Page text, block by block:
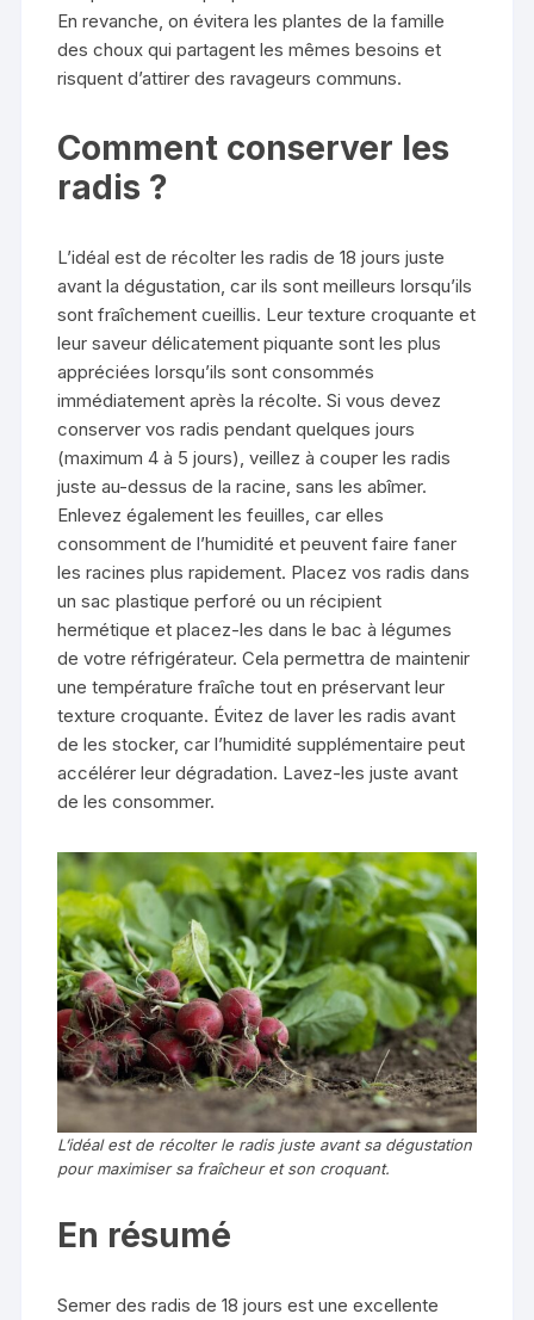
En revanche, on évitera les plantes de la famille
des choux qui partagent les mêmes besoins et
risquent d’attirer des ravageurs communs.
Comment conserver les
radis ?
L’idéal est de récolter les radis de 18 jours juste
avant la dégustation, car ils sont meilleurs lorsqu’ils
sont fraîchement cueillis. Leur texture croquante et
leur saveur délicatement piquante sont les plus
appréciées lorsqu’ils sont consommés
immédiatement après la récolte. Si vous devez
conserver vos radis pendant quelques jours
(maximum 4 à 5 jours), veillez à couper les radis
juste au-dessus de la racine, sans les abîmer.
Enlevez également les feuilles, car elles
consomment de l’humidité et peuvent faire faner
les racines plus rapidement. Placez vos radis dans
un sac plastique perforé ou un récipient
hermétique et placez-les dans le bac à légumes
de votre réfrigérateur. Cela permettra de maintenir
une température fraîche tout en préservant leur
texture croquante. Évitez de laver les radis avant
de les stocker, car l’humidité supplémentaire peut
accélérer leur dégradation. Lavez-les juste avant
de les consommer.
L’idéal est de récolter le radis juste avant sa dégustation
pour maximiser sa fraîcheur et son croquant.
En résumé
Semer des radis de 18 jours est une excellente